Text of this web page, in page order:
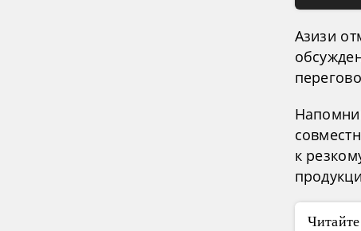
Азизи
к